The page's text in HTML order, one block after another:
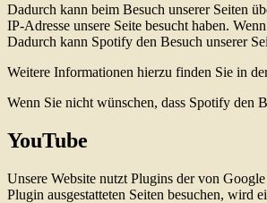
Dadurch kann beim Besuch unserer Seiten
IP-Adresse unsere Seite besucht haben.
Dadurch kann Spotify den Besuch unserer
Weitere Informationen hierzu finden Sie in
Wenn Sie nicht wünschen, dass Spotify den
YouTube
Unsere Website nutzt Plugins der von
Plugin ausgestatteten Seiten besuchen, wird